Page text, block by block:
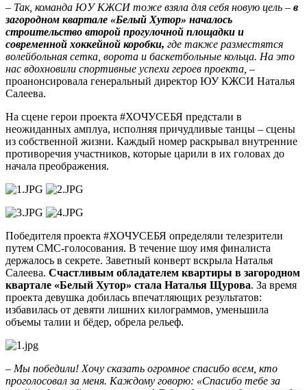
– Так, команда ЮУ КЖСИ тоже взяла для себя новую цель – в
загородном квартале «Белый Хутор» началось
строительство второй прогулочной площадки и
современной хоккейной коробки, где также разместятся
волейбольная сетка, ворота и баскетбольные кольца. На это
нас вдохновили спортивные успехи героев проекта, –
проанонсировала генеральный директор ЮУ КЖСИ Наталья
Салеева.
На сцене герои проекта #ХОЧУСЕБЯ предстали в
неожиданных амплуа, исполняя причудливые танцы – сцены
из собственной жизни. Каждый номер раскрывал внутренние
противоречия участников, которые царили в их головах до
начала преображения.
Победителя проекта #ХОЧУСЕБЯ определяли телезрители
путем СМС-голосования. В течение шоу имя финалиста
держалось в секрете. Заветный конверт вскрыла Наталья
Салеева. Счастливым обладателем квартиры в загородном
квартале «Белый Хутор» стала Наталья Щурова. За время
проекта девушка добилась впечатляющих результатов:
избавилась от девяти лишних килограммов, уменьшила
объемы талии и бёдер, обрела рельеф.
– Мы победили! Хочу сказать огромное спасибо всем, кто
проголосовал за меня. Каждому говорю: «Спасибо тебе за